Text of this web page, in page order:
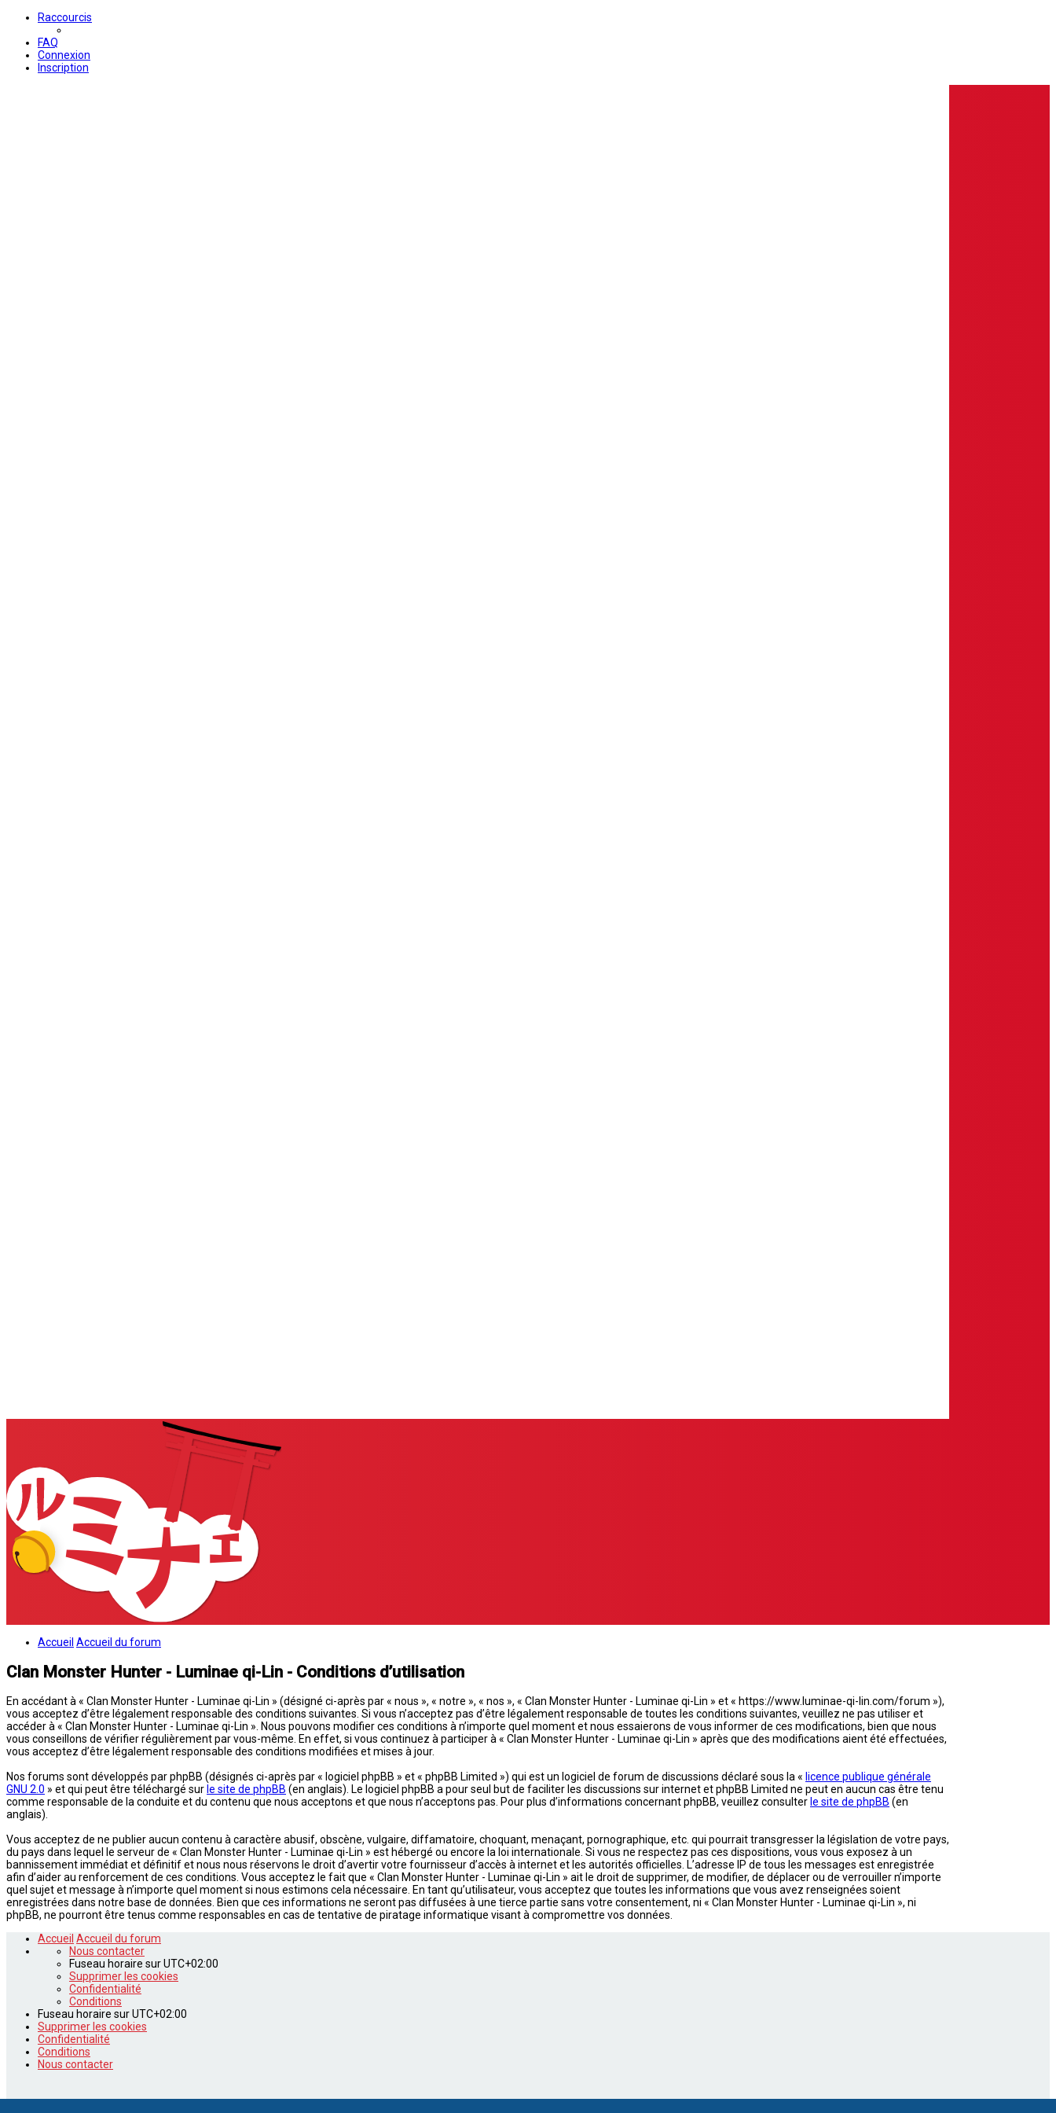
Raccourcis
FAQ
Connexion
Inscription
Accueil Accueil du forum
Clan Monster Hunter - Luminae qi-Lin - Conditions d’utilisation
En accédant à « Clan Monster Hunter - Luminae qi-Lin » (désigné ci-après par « nous », « notre », « nos », « Clan Monster Hunter - Luminae qi-Lin » et « https://www.luminae-qi-lin.com/forum »),
vous acceptez d’être légalement responsable des conditions suivantes. Si vous n’acceptez pas d’être légalement responsable de toutes les conditions suivantes, veuillez ne pas utiliser et
accéder à « Clan Monster Hunter - Luminae qi-Lin ». Nous pouvons modifier ces conditions à n’importe quel moment et nous essaierons de vous informer de ces modifications, bien que nous
vous conseillons de vérifier régulièrement par vous-même. En effet, si vous continuez à participer à « Clan Monster Hunter - Luminae qi-Lin » après que des modifications aient été effectuées,
vous acceptez d’être légalement responsable des conditions modifiées et mises à jour.
Nos forums sont développés par phpBB (désignés ci-après par « logiciel phpBB » et « phpBB Limited ») qui est un logiciel de forum de discussions déclaré sous la « licence publique générale
GNU 2.0 » et qui peut être téléchargé sur le site de phpBB (en anglais). Le logiciel phpBB a pour seul but de faciliter les discussions sur internet et phpBB Limited ne peut en aucun cas être tenu
comme responsable de la conduite et du contenu que nous acceptons et que nous n’acceptons pas. Pour plus d’informations concernant phpBB, veuillez consulter le site de phpBB (en
anglais).
Vous acceptez de ne publier aucun contenu à caractère abusif, obscène, vulgaire, diffamatoire, choquant, menaçant, pornographique, etc. qui pourrait transgresser la législation de votre pays,
du pays dans lequel le serveur de « Clan Monster Hunter - Luminae qi-Lin » est hébergé ou encore la loi internationale. Si vous ne respectez pas ces dispositions, vous vous exposez à un
bannissement immédiat et définitif et nous nous réservons le droit d’avertir votre fournisseur d’accès à internet et les autorités officielles. L’adresse IP de tous les messages est enregistrée
afin d’aider au renforcement de ces conditions. Vous acceptez le fait que « Clan Monster Hunter - Luminae qi-Lin » ait le droit de supprimer, de modifier, de déplacer ou de verrouiller n’importe
quel sujet et message à n’importe quel moment si nous estimons cela nécessaire. En tant qu’utilisateur, vous acceptez que toutes les informations que vous avez renseignées soient
enregistrées dans notre base de données. Bien que ces informations ne seront pas diffusées à une tierce partie sans votre consentement, ni « Clan Monster Hunter - Luminae qi-Lin », ni
phpBB, ne pourront être tenus comme responsables en cas de tentative de piratage informatique visant à compromettre vos données.
Accueil Accueil du forum
Nous contacter
Fuseau horaire surUTC+02:00
Supprimer les cookies
Confidentialité
Conditions
Fuseau horaire surUTC+02:00
Supprimer les cookies
Confidentialité
Conditions
Nous contacter